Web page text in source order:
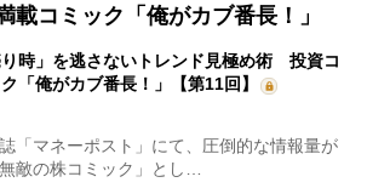
載コミック「俺がカブ番長！」
り時」を逃さないトレンド見極め術 投資コ
「俺がカブ番長！」【第11回】
「マネーポスト」にて、圧倒的な情報量が
敵の株コミック」とし…